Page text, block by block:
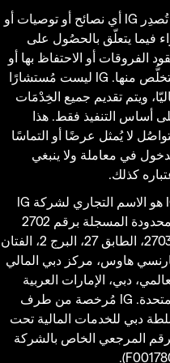
لا تُصدِر IG أي نصائح أو توصيات أو
فيما يتعلّق بالحصُول على
الفروقات أو الاحتفاظ بها أو
التخلُّص منها. IG ليست مُستشارًا
ويتم تقديم جميع الخِدْمَات
أساس التنفيذ فقط. هذا
لا يُمثل عرضًا أو التماسًا
في معاملة ولا ينبغي
كذلك.
IG هو الاسم التجاري لشركة IG
المحدودة المسجلة برقم 2702
و2703، الطابق 27، البرج 2، الفتان
هاوس، مركز دبي المالي
دبي، الإمارات العربية
المتحدة. IG مُرخصة من طرف
دبي للخدمات المالية تحت
المرجعي الخاص بالشركة